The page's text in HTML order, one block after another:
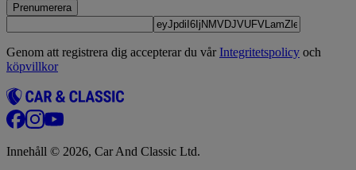
Prenumerera
Genom att registrera dig accepterar du vårIntegritetspolicy och
köpvillkor
Innehåll © 2026, Car And Classic Ltd.